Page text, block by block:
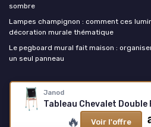
Janod
🔥 Voir l'offre
sombre
Lampes champignon : comment ces
décoration murale thématique
Le pegboard mural fait maison :
un seul panneau
La decoration murale